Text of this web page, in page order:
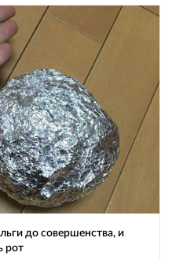
до совершенства, и
рот